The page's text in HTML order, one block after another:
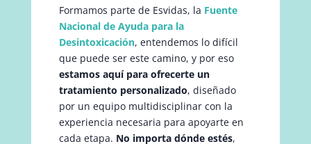
Formamos parte de Esvidas, la Fuente
Nacional de Ayuda para la
Desintoxicación, entendemos lo difícil
que puede ser este camino, y por eso
estamos aquí para ofrecerte un
tratamiento personalizado, diseñado
por un equipo multidisciplinar con la
experiencia necesaria para apoyarte en
cada etapa. No importa dónde estés,